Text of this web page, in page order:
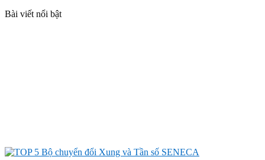
Bài viết nổi bật